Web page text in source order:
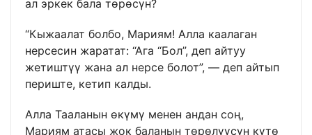
ал эркек бала төрөсүн?
“Кыжаалат болбо, Мариям! Алла каалаган
нерсесин жаратат: “Ага “Бол”, деп айтуу
жетиштүү жана ал нерсе болот”, — деп айтып
периште, кетип калды.
Алла Тааланын өкүмү менен андан соң,
Мариям атасы жок баланын төрөлүүсүн күтө